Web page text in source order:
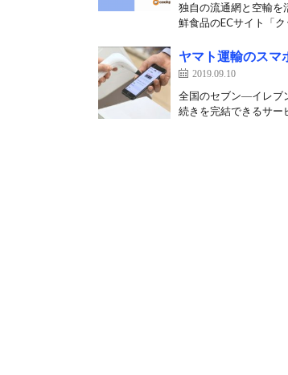
独自の流通網と空輸を
鮮食品のECサイト「
ヤマト運輸のスマ
2019.09.10
全国のセブン―イレブ
続きを完結できるサ